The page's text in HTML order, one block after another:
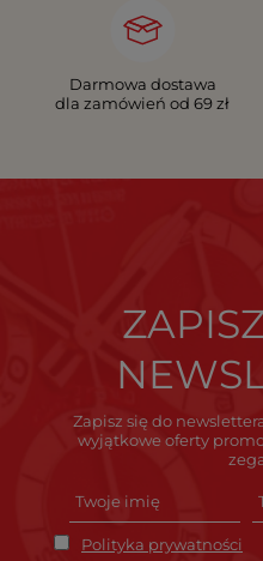
Darmowa dostawa
dla zamówień od 69 zł
Zapisz się do
wyjątkowe oferty
Polityka prywatności